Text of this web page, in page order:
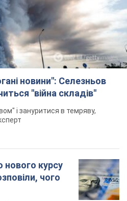
новини": Селезньов
"війна складів"
і зануритися в темряву,
нового курсу
чого